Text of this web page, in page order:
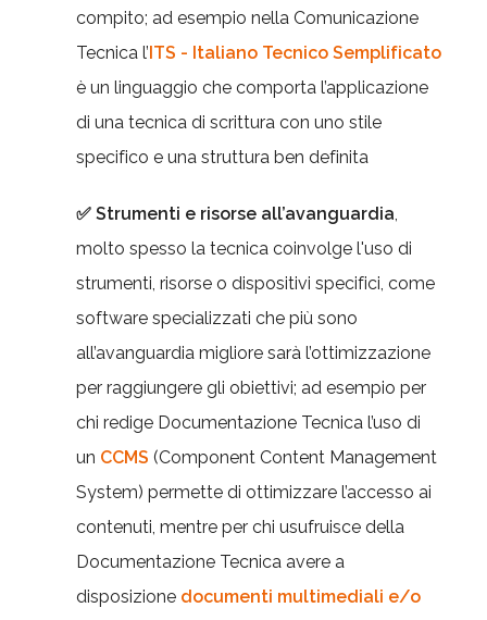
compito; ad esempio nella Comunicazione
Tecnica l’ITS - Italiano Tecnico Semplificato
è un linguaggio che comporta l’applicazione
di una tecnica di scrittura con uno stile
specifico e una struttura ben definita
✅ Strumenti e risorse all’avanguardia,
molto spesso la tecnica coinvolge l'uso di
strumenti, risorse o dispositivi specifici, come
software specializzati che più sono
all’avanguardia migliore sarà l’ottimizzazione
per raggiungere gli obiettivi; ad esempio per
chi redige Documentazione Tecnica l’uso di
un CCMS (Component Content Management
System) permette di ottimizzare l’accesso ai
contenuti, mentre per chi usufruisce della
Documentazione Tecnica avere a
disposizione documenti multimediali e/o